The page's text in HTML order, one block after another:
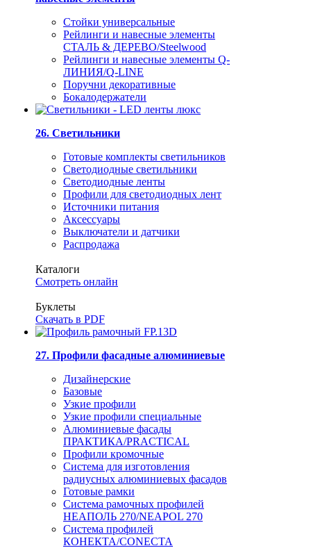
Стойки универсальные
Рейлинги и навесные элементы
СТАЛЬ & ДЕРЕВО/Steelwood
Рейлинги и навесные элементы Q-
ЛИНИЯ/Q-LINE
Поручни декоративные
Бокалодержатели
26. Светильники
Готовые комплекты светильников
Светодиодные светильники
Светодиодные ленты
Профили для светодиодных лент
Источники питания
Аксессуары
Выключатели и датчики
Распродажа
Каталоги
Смотреть онлайн
Буклеты
Скачать в PDF
27. Профили фасадные алюминиевые
Дизайнерские
Базовые
Узкие профили
Узкие профили специальные
Алюминиевые фасады
ПРАКТИКА/PRACTICAL
Профили кромочные
Система для изготовления
радиусных алюминиевых фасадов
Готовые рамки
Система рамочных профилей
НЕАПОЛЬ 270/NEAPOL 270
Система профилей
КОНЕКТА/CONECTA